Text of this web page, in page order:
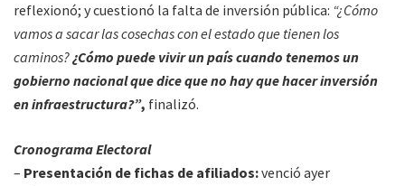
reflexionó; y cuestionó la falta de inversión pública: “¿Cómo
vamos a sacar las cosechas con el estado que tienen los
caminos?¿Cómo puede vivir un país cuando tenemos un
gobierno nacional que dice que no hay que hacer inversión
en infraestructura?”, finalizó.
Cronograma Electoral
– Presentación de fichas de afiliados:venció ayer